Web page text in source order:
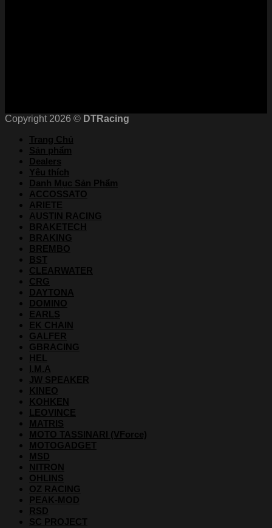
Copyright 2026 © DTRacing
Trang Chủ
Sản phẩm
Dealers
Yêu thích
Danh Mục Sản Phẩm
ACCOSSATO
ARIETE
AUSTIN RACING
BRAKETECH
BRAKING
BREMBO
BST
CLEARWATER
CRG
DAYTONA
DOMINO
EARLS
EK CHAIN
GALFER
GBRACING
HEL
I.M.A
JW SPEAKER
KINEO
KOHKEN
LEOVINCE
MATRIS
MOTO TASSINARI (VForce)
MOTOGADGET
MSD
NITRON
OHLINS
OZ RACING
PEAK-MOD
RSD
SC PROJECT